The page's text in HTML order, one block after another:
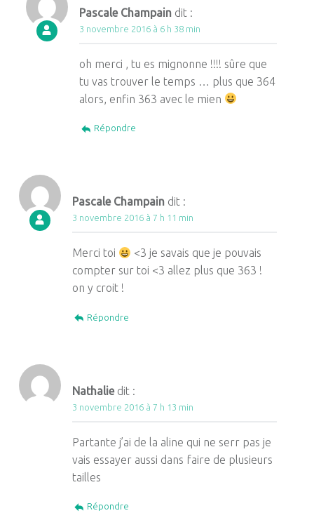
Pascale Champain dit :
3 novembre 2016 à 6 h 38 min
oh merci , tu es mignonne !!!! sûre que
tu vas trouver le temps … plus que 364
alors, enfin 363 avec le mien
Répondre
Pascale Champain dit :
3 novembre 2016 à 7 h 11 min
Merci toi
<3 je savais que je pouvais
compter sur toi <3 allez plus que 363 !
on y croit !
Répondre
Nathalie dit :
3 novembre 2016 à 7 h 13 min
Partante j’ai de la aline qui ne serr pas je
vais essayer aussi dans faire de plusieurs
tailles
Répondre